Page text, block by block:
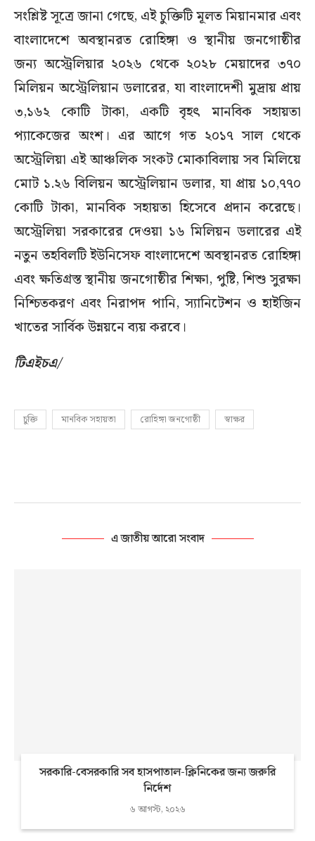
সংশ্লিষ্ট সূত্রে জানা গেছে, এই চুক্তিটি মূলত মিয়ানমার এবং
বাংলাদেশে অবস্থানরত রোহিঙ্গা ও স্থানীয় জনগোষ্ঠীর
জন্য অস্ট্রেলিয়ার ২০২৬ থেকে ২০২৮ মেয়াদের ৩৭০
মিলিয়ন অস্ট্রেলিয়ান ডলারের, যা বাংলাদেশী মুদ্রায় প্রায়
৩,১৬২ কোটি টাকা, একটি বৃহৎ মানবিক সহায়তা
প্যাকেজের অংশ। এর আগে গত ২০১৭ সাল থেকে
অস্ট্রেলিয়া এই আঞ্চলিক সংকট মোকাবিলায় সব মিলিয়ে
মোট ১.২৬ বিলিয়ন অস্ট্রেলিয়ান ডলার, যা প্রায় ১০,৭৭০
কোটি টাকা, মানবিক সহায়তা হিসেবে প্রদান করেছে।
অস্ট্রেলিয়া সরকারের দেওয়া ১৬ মিলিয়ন ডলারের এই
নতুন তহবিলটি ইউনিসেফ বাংলাদেশে অবস্থানরত রোহিঙ্গা
এবং ক্ষতিগ্রস্ত স্থানীয় জনগোষ্ঠীর শিক্ষা, পুষ্টি, শিশু সুরক্ষা
নিশ্চিতকরণ এবং নিরাপদ পানি, স্যানিটেশন ও হাইজিন
খাতের সার্বিক উন্নয়নে ব্যয় করবে।
টিএইচএ/
চুক্তি মানবিক সহায়তা রোহিঙ্গা জনগোষ্ঠী স্বাক্ষর
এ জাতীয় আরো সংবাদ
সরকারি-বেসরকারি সব হাসপাতাল-ক্লিনিকের জন্য জরুরি
নির্দেশ
৬ আগস্ট, ২০২৬